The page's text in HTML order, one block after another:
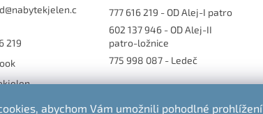
abychom Vám umožnili pohodlné prohlížení
@nabytekjelen.c
219
777 616 219 - OD Alej-I patro
602 137 946- OD Alej-II
patro-ložnice
775 998 087- Ledeč